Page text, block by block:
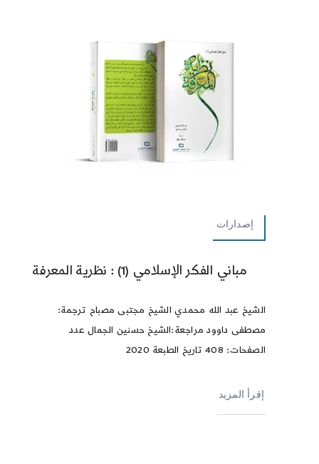
إصدارات
مباني الفكر الإسلامي (1) : نظرية المعرفة
الشيخ عبد الله محمدي الشيخ مجتبى مصباح ترجمة:
مصطفى داوود مراجعة:الشيخ حسنين الجمال عدد
الصفحات: 408 تاريخ الطبعة 2020
إقرأ المزيد